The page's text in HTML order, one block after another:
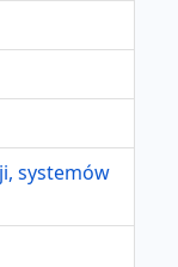
systemów